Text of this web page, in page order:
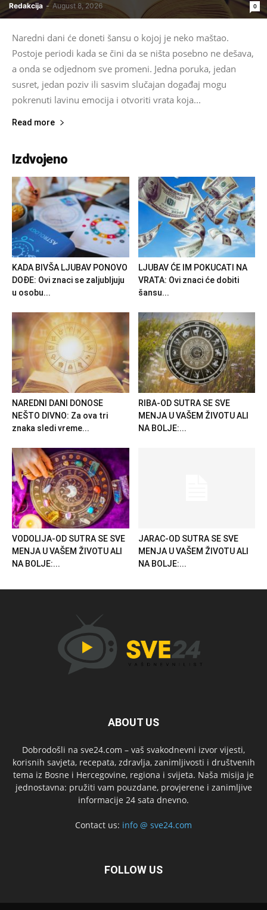
Redakcija - August 8, 2026 0
Naredni dani će doneti šansu o kojoj je neko maštao.
Postoje periodi kada se čini da se ništa posebno ne dešava,
a onda se odjednom sve promeni. Jedna poruka, jedan
susret, jedan poziv ili sasvim slučajan događaj mogu
pokrenuti lavinu emocija i otvoriti vrata koja...
Read more
Izdvojeno
KADA BIVŠA LJUBAV PONOVO
DOĐE: Ovi znaci se zaljubljuju
u osobu...
LJUBAV ĆE IM POKUCATI NA
VRATA: Ovi znaci će dobiti
šansu...
NAREDNI DANI DONOSE
NEŠTO DIVNO: Za ova tri
znaka sledi vreme...
RIBA-OD SUTRA SE SVE
MENJA U VAŠEM ŽIVOTU ALI
NA BOLJE:...
VODOLIJA-OD SUTRA SE SVE
MENJA U VAŠEM ŽIVOTU ALI
NA BOLJE:...
JARAC-OD SUTRA SE SVE
MENJA U VAŠEM ŽIVOTU ALI
NA BOLJE:...
ABOUT US
Dobrodošli na sve24.com – vaš svakodnevni izvor vijesti,
korisnih savjeta, recepata, zdravlja, zanimljivosti i društvenih
tema iz Bosne i Hercegovine, regiona i svijeta. Naša misija je
jednostavna: pružiti vam pouzdane, provjerene i zanimljive
informacije 24 sata dnevno.
Contact us: info @ sve24.com
FOLLOW US